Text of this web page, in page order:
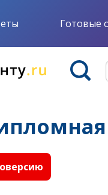
Готовые